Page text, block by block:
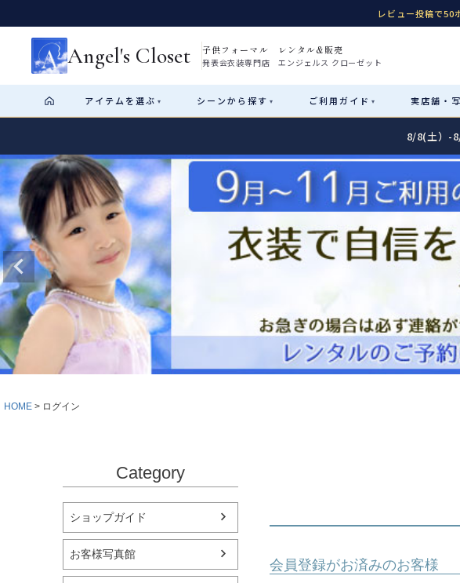
レビュー投稿で50
Angel's Closet 子供フォーマル レンタル&販売
発表会衣装専門店 エンジェルス クローゼット
アイテム を選ぶ ▾ シーンから探す ▾ ご利用ガイド ▾ 実店舗・
カテゴリ詳細
Rental レンタル
女の子ドレス
小物・アクセ パニエ
アウター
Recital & Concours
Start はじめに
01 ショップガイド（総合案内）
レンタル・販売の入口
02 サイズの選び方
測り方と目安
Angel's Closetについて
創業2003年からの想い
Rentalレンタル
04 レンタルのご
予約・配送・返
レンタルの
06 あんしんパッ
汚れ・キズ・破
Atelier
実店舗 つくば店
Tsukuba Boutique
〒 茨城県土浦市大町14-16-1F
8/8(土）-
HOME ログイン
Category
ショップガイド
お客様写真館
会員登録がお済みのお客様